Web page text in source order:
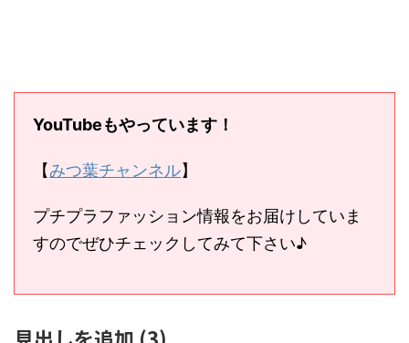
YouTubeもやっています！
【みつ葉チャンネル】
プチプラファッション情報をお届けしていま
すのでぜひチェックしてみて下さい♪